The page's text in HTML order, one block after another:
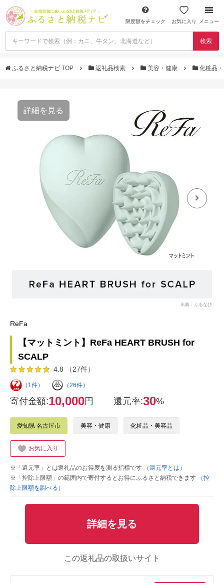
限度額をチェック お気に入り メニュー
検索
ふるさと納税ナビ TOP 返礼品検索 美容・健康 化粧品
詳細を見る
出典：ふるなび
ReFa
【マットミント】ReFa HEART BRUSH for
SCALP
4.8 （27件）
（1件） （26件）
寄付金額:10,000円 還元率:30%
愛知県 名古屋市 美容・健康 化粧品・美容品
お気に入り
※「還元率」とは返礼品のお得度を測る指標です
（還元率とは）
※「控除上限額」の範囲内で寄付するとお得にふるさと納税できます
（控
除上限額を調べる）
詳細を見る
この返礼品の取扱いサイト